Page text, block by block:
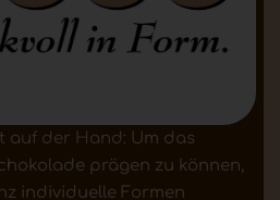
auf der Hand: Um das
prägen zu können,
individuelle Formen